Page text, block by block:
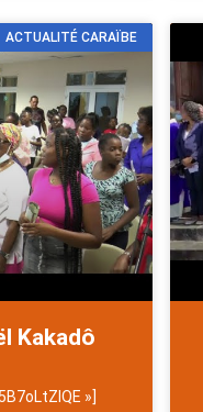
ACTUALITÉ CARAÏBE
Kakadô
»]